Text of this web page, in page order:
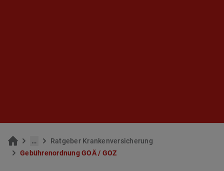
…
Rat­ge­ber Kran­ken­ver­si­che­rung
Ge­büh­ren­ord­nung GOÄ / GOZ